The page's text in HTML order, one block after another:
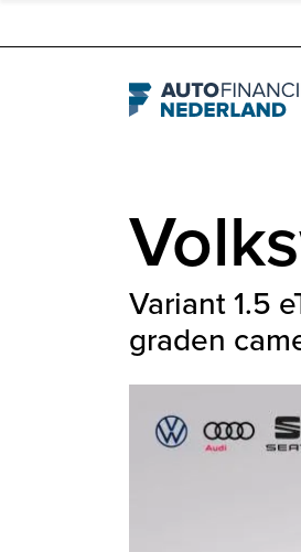
Navigation
Variant 1.5
graden